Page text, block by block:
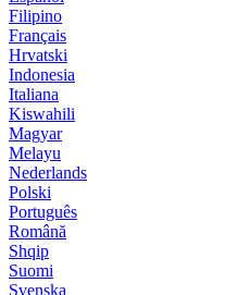
Filipino
Français
Hrvatski
Indonesia
Italiana
Kiswahili
Magyar
Melayu
Nederlands
Polski
Português
Română
Shqip
Suomi
Svenska